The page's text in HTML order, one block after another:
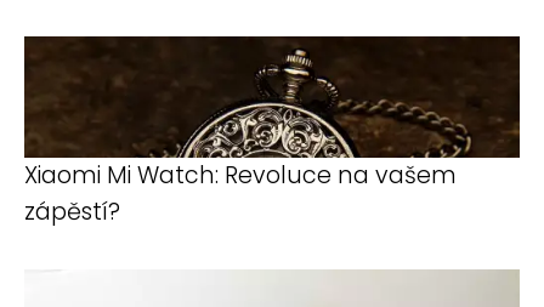
Xiaomi Mi Watch: Revoluce na vašem
zápěstí?